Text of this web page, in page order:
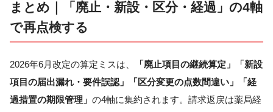
まとめ｜「廃止・新設・区分・経過」の4軸
で再点検する
2026年6月改定の算定ミスは、
「廃止項目の継続算定」「新設
項目の届出漏れ・要件誤認」「区分変更の点数間違い」「経
過措置の期限管理」 の4軸に集約されます。請求返戻は薬局経